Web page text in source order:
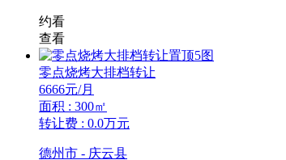
约看
查看
置顶5图
零点烧烤大排档转让
6666元/月
面积 : 300㎡
转让费 : 0.0万元
德州市 - 庆云县